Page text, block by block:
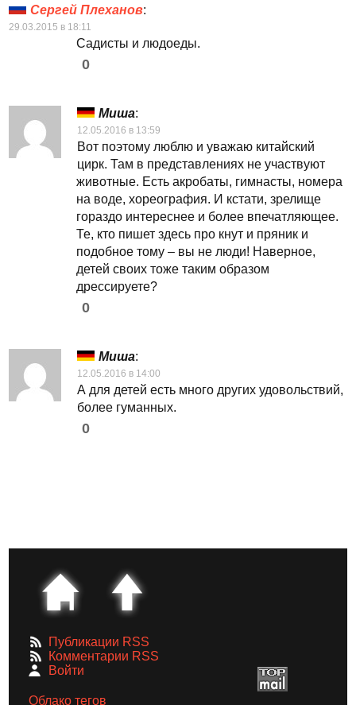
Сергей Плеханов:
29.03.2015 в 18:11
Садисты и людоеды.
0
Миша:
12.05.2016 в 13:59
Вот поэтому люблю и уважаю китайский
цирк. Там в представлениях не участвуют
животные. Есть акробаты, гимнасты, номера
на воде, хореография. И кстати, зрелище
гораздо интереснее и более впечатляющее.
Те, кто пишет здесь про кнут и пряник и
подобное тому – вы не люди! Наверное,
детей своих тоже таким образом
дрессируете?
0
Миша:
12.05.2016 в 14:00
А для детей есть много других удовольствий,
более гуманных.
0
Публикации RSS
Комментарии RSS
Войти
Облако тегов